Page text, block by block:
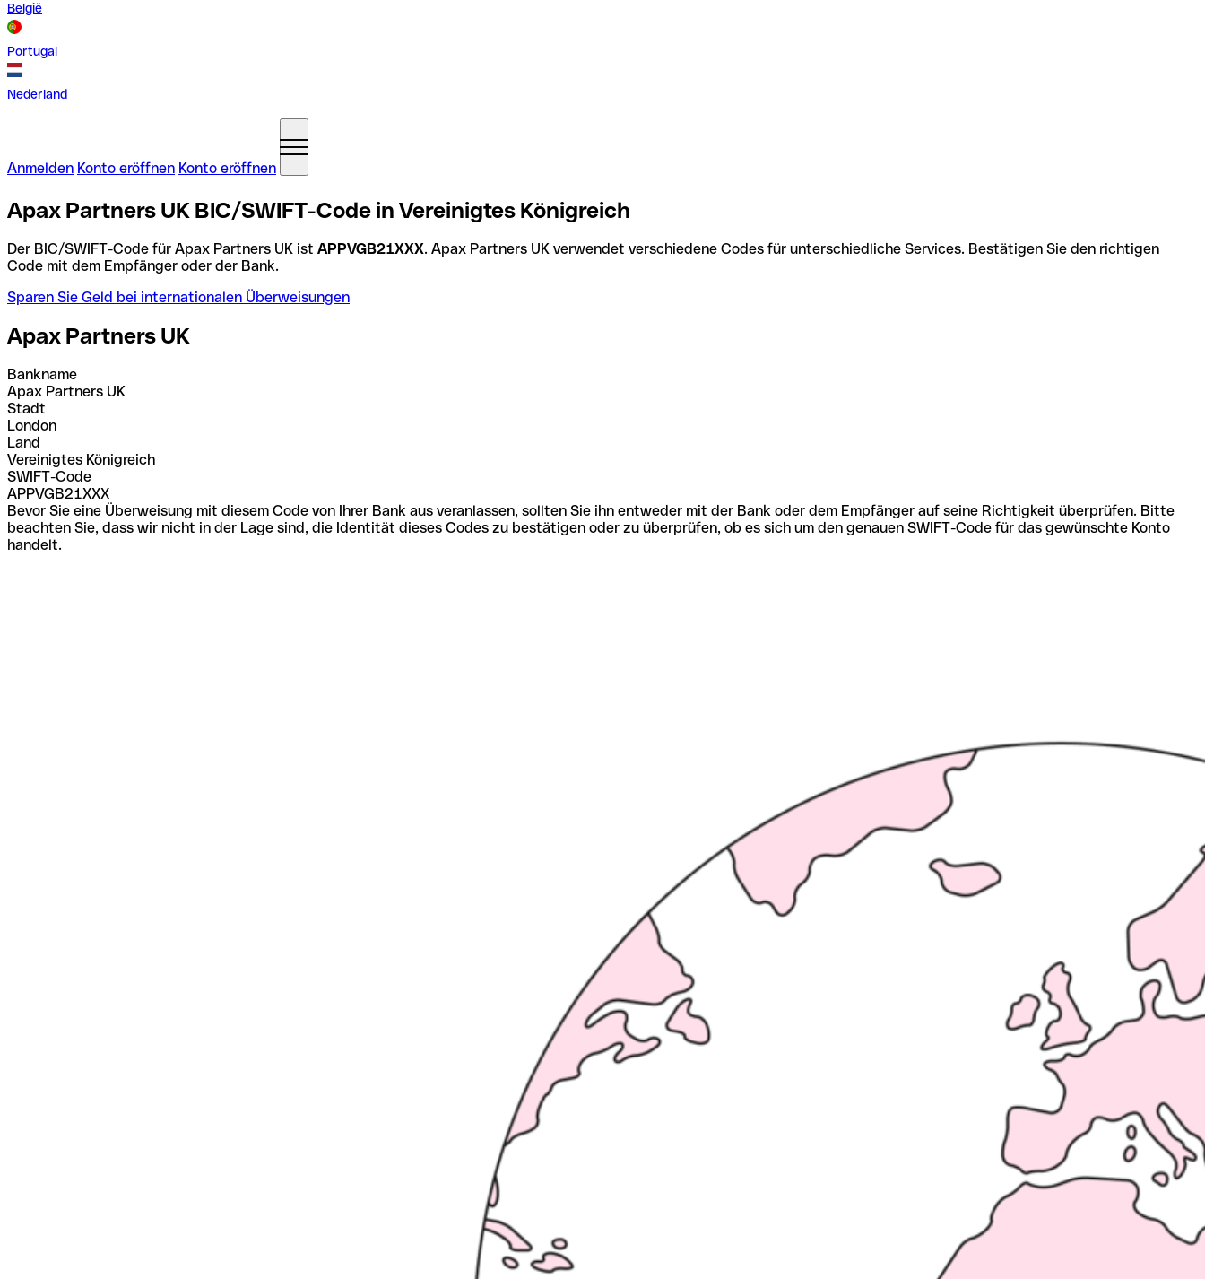
België
Portugal
Nederland
Anmelden Konto eröffnen Konto eröffnen
Apax Partners UK BIC/SWIFT-Code in Vereinigtes Königreich
Der BIC/SWIFT-Code für Apax Partners UK ist APPVGB21XXX. Apax Partners UK verwendet verschiedene Codes für unterschiedliche Services. Bestätigen Sie den richtigen
Code mit dem Empfänger oder der Bank.
Sparen Sie Geld bei internationalen Überweisungen
Apax Partners UK
Bankname
Apax Partners UK
Stadt
London
Land
Vereinigtes Königreich
SWIFT-Code
APPVGB21XXX
Bevor Sie eine Überweisung mit diesem Code von Ihrer Bank aus veranlassen, sollten Sie ihn entweder mit der Bank oder dem Empfänger auf seine Richtigkeit überprüfen. Bitte
beachten Sie, dass wir nicht in der Lage sind, die Identität dieses Codes zu bestätigen oder zu überprüfen, ob es sich um den genauen SWIFT-Code für das gewünschte Konto
handelt.